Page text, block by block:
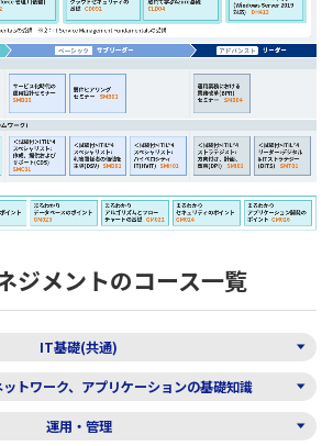
ジメントのコース一覧
IT基礎(共通)
トワーク、アプリケーションの基礎知識
運用・管理